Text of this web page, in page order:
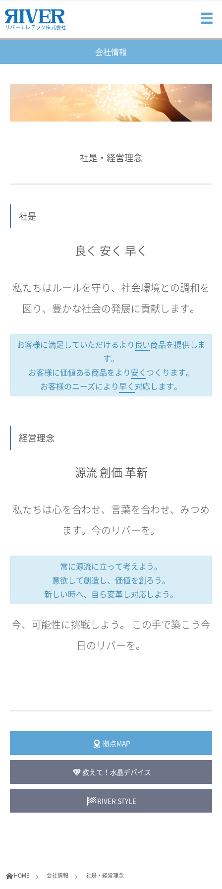
リバーエレテック株式会社
会社情報
社是・経営理念
社是
良く 安く 早く
私たちはルールを守り、社会環境との調和を
図り、豊かな社会の発展に貢献します。
お客様に満足していただけるより 良い商品を提供しま
す。
お客様に価値ある商品をより安く つくります。
お客様のニーズにより早く 対応します。
経営理念
源流 創価 革新
私たちは心を合わせ、言葉を合わせ、みつめ
ます。今のリバーを。
常に源流に立って考えよう。
意欲して創造し、価値を創ろう。
新しい時へ、自ら変革し対応しよう。
今、可能性に挑戦しよう。 この手で築こう今
日のリバーを。
拠点MAP
教えて！水晶デバイス
RIVER STYLE
HOME 会社情報 社是・経営理念